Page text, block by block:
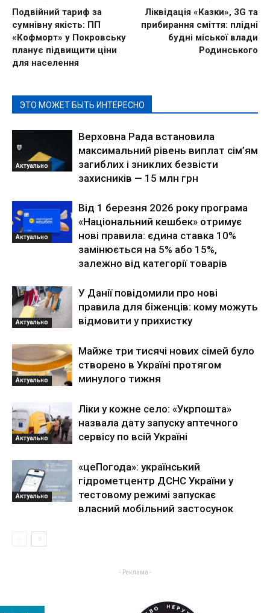
Подвійний тариф за
сумнівну якість: ПП
«Кофморт» у Покровську
планує підвищити ціни
для населення
Ліквідація «Казки», 3G та
прибирання сміття: плідні
будні міської влади
Родинського
ЭТО МОЖЕТ БЫТЬ ИНТЕРЕСНО
Актуально
Верховна Рада встановила
максимальний рівень виплат сім’ям
загиблих і зниклих безвісти
захисників — 15 млн грн
Актуально
Від 1 березня 2026 року програма
«Національний кешбек» отримує
нові правила: єдина ставка 10%
замінюється на 5% або 15%,
залежно від категорії товарів
Актуально
У Данії повідомили про нові
правила для біженців: кому можуть
відмовити у прихистку
Актуально
Майже три тисячі нових сімей було
створено в Україні протягом
минулого тижня
Актуально
Ліки у кожне село: «Укрпошта»
назвала дату запуску аптечного
сервісу по всій Україні
Актуально
«цеПогода»: український
гідрометцентр ДСНС України у
тестовому режимі запускає
власний мобільний застосунок
- Реклама -